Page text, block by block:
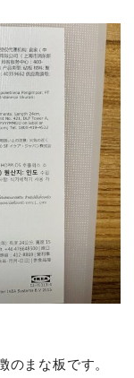
のまな板です。